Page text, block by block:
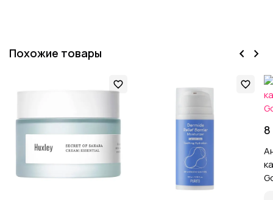
Похожие товары